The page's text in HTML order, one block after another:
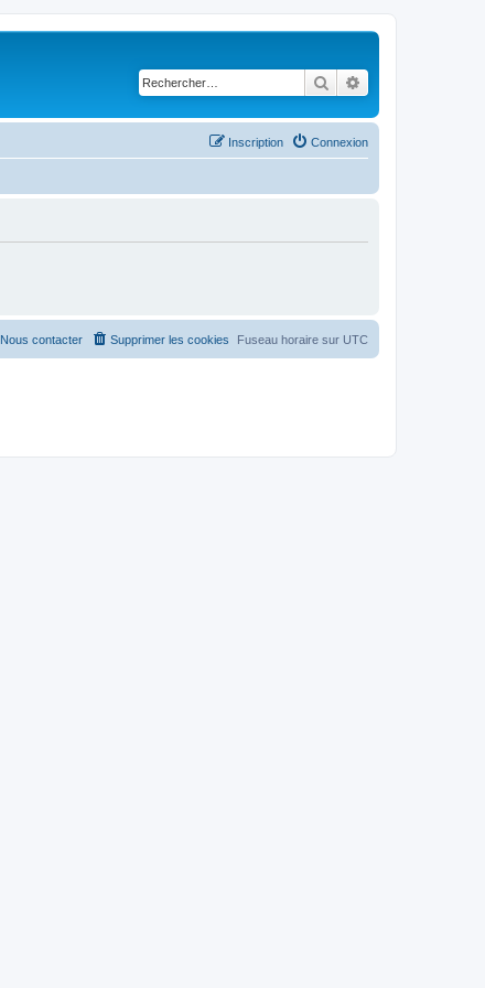
Rechercher
Connexion
Inscription
Fuseau horaire sur UTC
Supprimer les cookies
Nous contacter